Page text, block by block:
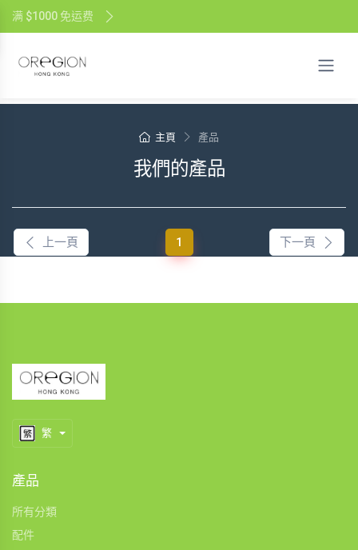
满 $1000 免运费
主頁 產品
我們的產品
上一頁 1 下一頁
繁
產品
所有分類
配件